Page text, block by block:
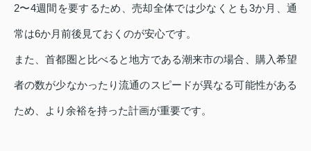
2〜4週間を要するため、売却全体では少なくとも3か月、通
常は6か月前後見ておくのが安心です。
また、首都圏と比べると地方である潮来市の場合、購入希望
者の数が少なかったり流通のスピードが異なる可能性がある
ため、より余裕を持った計画が重要です。